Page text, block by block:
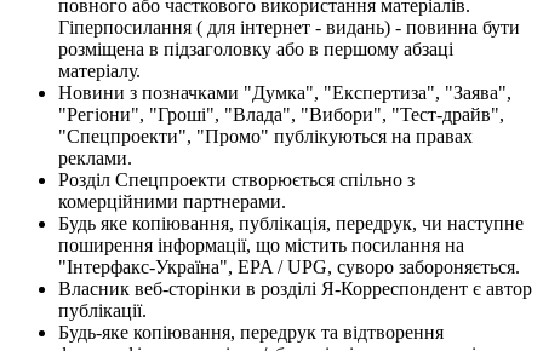
повного або часткового використання матеріалів.
Гіперпосилання ( для інтернет - видань) - повинна бути
розміщена в підзаголовку або в першому абзаці
матеріалу.
Новини з позначками "Думка", "Експертиза", "Заява",
"Регіони", "Гроші", "Влада", "Вибори", "Тест-драйв",
"Спецпроекти", "Промо" публікуються на правах
реклами.
Розділ Спецпроекти створюється спільно з
комерційними партнерами.
Будь яке копіювання, публікація, передрук, чи наступне
поширення інформації, що містить посилання на
"Інтерфакс-Україна", EPA / UPG, суворо забороняється.
Власник веб-сторінки в розділі Я-Корреспондент є автор
публікації.
Будь-яке копіювання, передрук та відтворення